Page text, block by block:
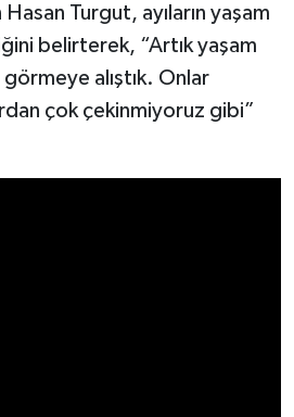
Turgut, ayıların yaşam
belirterek, “Artık yaşam
görmeye alıştık. Onlar
çok çekinmiyoruz gibi”